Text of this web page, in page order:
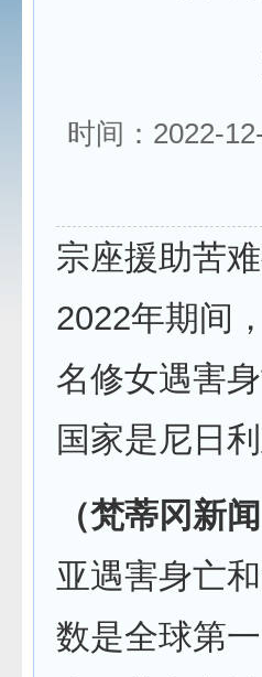
时间：2022-
宗座援助苦
2022年期间
名修女遇害
国家是尼日利
（梵蒂冈新闻
亚遇害身亡
数是全球第